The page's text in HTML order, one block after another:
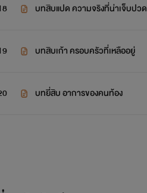
บทสิบแปด ความจริงที่น่าเจ็บปวด
บทสิบเก้า ครอบครัวที่เหลืออยู่
บทยี่สิบ อาการของคนท้อง